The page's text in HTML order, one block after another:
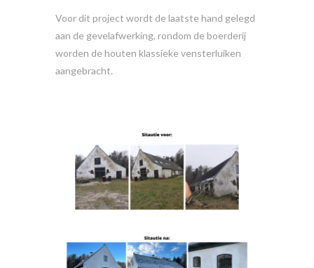
Voor dit project wordt de laatste hand gelegd
aan de gevelafwerking, rondom de boerderij
worden de houten klassieke vensterluiken
aangebracht.